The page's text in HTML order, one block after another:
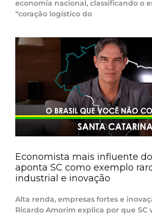
economia nacional, classificando o
“coração logístico do
Economista mais influente do
aponta SC como exemplo
industrial e inovação
Alta renda, empresas fortes e
Ricardo Amorim explica por que SC